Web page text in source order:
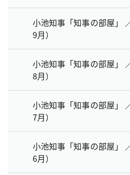
小池知事「知事の部屋」
9月）
小池知事「知事の部屋」
8月）
小池知事「知事の部屋」
7月）
小池知事「知事の部屋」
6月）